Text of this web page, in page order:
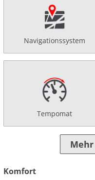
Navigationssystem
Tempomat
Komfort